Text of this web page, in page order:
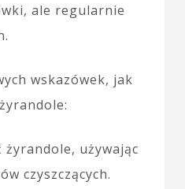
ale regularnie
wskazówek, jak
żyrandole, używając
czyszczących.